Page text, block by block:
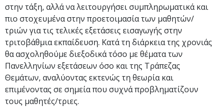
στην τάξη, αλλά να λειτουργήσει συμπληρωματικά και
πιο στοχευμένα στην προετοιμασία των μαθητών/
τριών για τις τελικές εξετάσεις εισαγωγής στην
τριτοβάθμια εκπαίδευση. Κατά τη διάρκεια της χρονιάς
θα ασχοληθούμε διεξοδικά τόσο με θέματα των
Πανελληνίων εξετάσεων όσο και της Τράπεζας
Θεμάτων, αναλύοντας εκτενώς τη θεωρία και
επιμένοντας σε σημεία που συχνά προβληματίζουν
τους μαθητές/τριες.